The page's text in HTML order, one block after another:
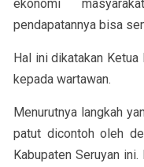
ekonomi
pendapatannya bisa
Hal ini dikatakan Ketua
kepada wartawan.
Menurutnya langkah
patut dicontoh oleh
Kabupaten Seruyan